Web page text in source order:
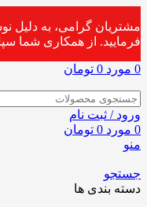
مشتریان گرامی، به دلیل
فرمایید. از همکاری شما
0 مورد 0 تومان
ورود / ثبت نام
0 مورد 0 تومان
منو
جستجو
دسته بندی ها